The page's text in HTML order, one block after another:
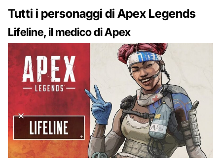
Tutti i personaggi di Apex Legends
Lifeline, il medico di Apex